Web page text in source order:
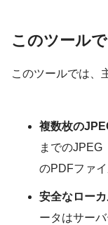
このツール
このツールでは、
複数枚の
までのJPEG
のPDFファ
安全なロー
ータはサー